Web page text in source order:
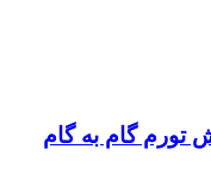
تورم گام به گام